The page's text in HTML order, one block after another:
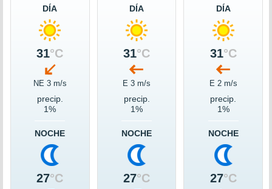
DÍA
31°C
NE 3 m/s
precip.
1%
NOCHE
27°C
DÍA
31°C
E 3 m/s
precip.
1%
NOCHE
27°C
DÍA
31°C
E 2 m/s
precip.
1%
NOCHE
27°C